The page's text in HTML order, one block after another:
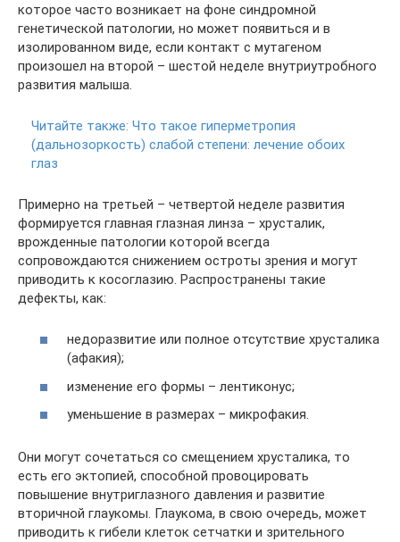
которое часто возникает на фоне синдромной
генетической патологии, но может появиться и в
изолированном виде, если контакт с мутагеном
произошел на второй – шестой неделе внутриутробного
развития малыша.
Читайте также: Что такое гиперметропия
(дальнозоркость) слабой степени: лечение обоих
глаз
Примерно на третьей – четвертой неделе развития
формируется главная глазная линза – хрусталик,
врожденные патологии которой всегда
сопровождаются снижением остроты зрения и могут
приводить к косоглазию. Распространены такие
дефекты, как:
недоразвитие или полное отсутствие хрусталика
(афакия);
изменение его формы – лентиконус;
уменьшение в размерах – микрофакия.
Они могут сочетаться со смещением хрусталика, то
есть его эктопией, способной провоцировать
повышение внутриглазного давления и развитие
вторичной глаукомы. Глаукома, в свою очередь, может
приводить к гибели клеток сетчатки и зрительного